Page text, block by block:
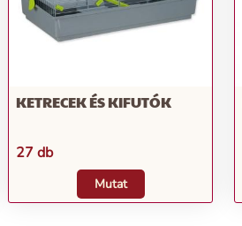
KETRECEK ÉS KIFUTÓK
27 db
Mutat